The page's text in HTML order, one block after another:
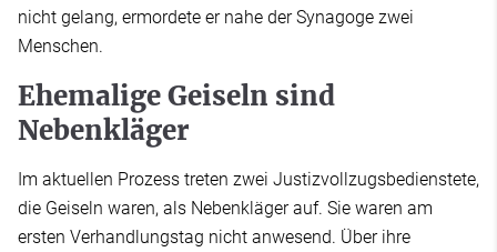
nicht gelang, ermordete er nahe der Synagoge zwei
Menschen.
Ehemalige Geiseln sind
Nebenkläger
Im aktuellen Prozess treten zwei Justizvollzugsbedienstete,
die Geiseln waren, als Nebenkläger auf. Sie waren am
ersten Verhandlungstag nicht anwesend. Über ihre